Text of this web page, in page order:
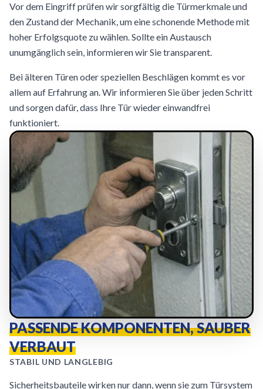
Vor dem Eingriff prüfen wir sorgfältig die Türmerkmale und
den Zustand der Mechanik, um eine schonende Methode mit
hoher Erfolgsquote zu wählen. Sollte ein Austausch
unumgänglich sein, informieren wir Sie transparent.
Bei älteren Türen oder speziellen Beschlägen kommt es vor
allem auf Erfahrung an. Wir informieren Sie über jeden Schritt
und sorgen dafür, dass Ihre Tür wieder einwandfrei
funktioniert.
PASSENDE KOMPONENTEN, SAUBER
VERBAUT
STABIL UND LANGLEBIG
Sicherheitsbauteile wirken nur dann, wenn sie zum Türsystem